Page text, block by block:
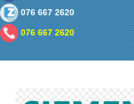
076 667 2620
076 667 2620